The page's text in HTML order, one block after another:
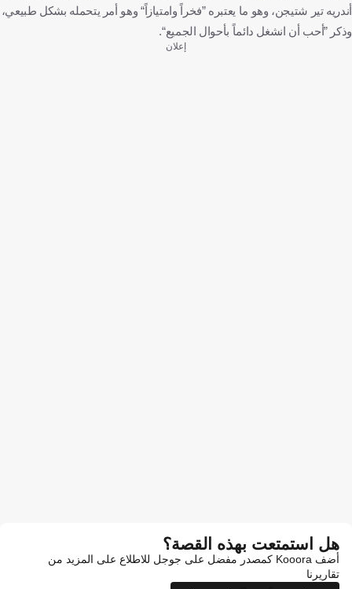
أندريه تير شتيجن، وهو ما يعتبره ”فخراً وامتيازاً“ وهو أمر يتحمله بشكل طبيعي،
وذكر ”أحب أن انشغل دائماً بأحوال الجميع“.
إعلان
هل استمتعت بهذه القصة؟
أضف Kooora كمصدر مفضل على جوجل للاطلاع على المزيد من
تقاريرنا